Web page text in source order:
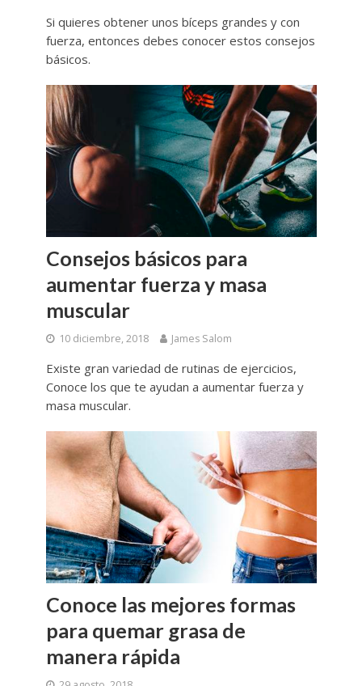
Si quieres obtener unos bíceps grandes y con
fuerza, entonces debes conocer estos consejos
básicos.
Consejos básicos para
aumentar fuerza y masa
muscular
10 diciembre, 2018 James Salom
Existe gran variedad de rutinas de ejercicios,
Conoce los que te ayudan a aumentar fuerza y
masa muscular.
Conoce las mejores formas
para quemar grasa de
manera rápida